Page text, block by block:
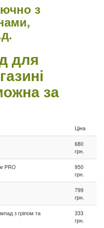
з
для
за
Ціна
680
грн.
PRO
950
грн.
799
грн.
з гріпом та
333
грн.